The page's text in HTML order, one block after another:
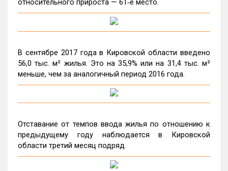
относительного прироста — 61‑е место.
В сентябре 2017 года в Кировской области введено
56,0 тыс. м² жилья. Это на 35,9% или на 31,4 тыс. м²
меньше, чем за аналогичный период 2016 года.
Отставание от темпов ввода жилья по отношению к
предыдущему году наблюдается в Кировской
области третий месяц подряд.